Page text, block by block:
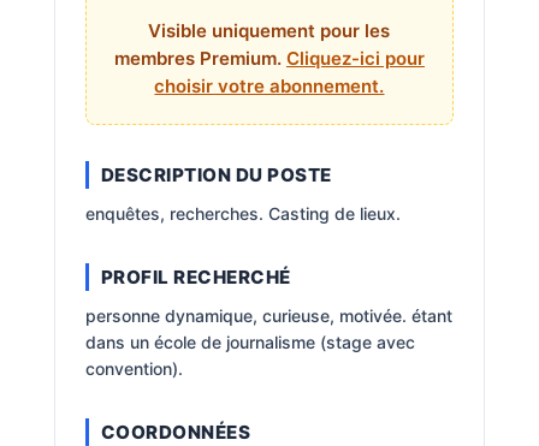
Visible uniquement pour les
membres Premium. Cliquez-ici pour
choisir votre abonnement.
DESCRIPTION DU POSTE
enquêtes, recherches. Casting de lieux.
PROFIL RECHERCHÉ
personne dynamique, curieuse, motivée. étant
dans un école de journalisme (stage avec
convention).
COORDONNÉES